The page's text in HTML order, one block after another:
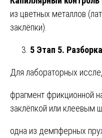
из цветных металлов
заклёпки).
5 Этап 5.
Для лабораторных
фрагмент фрикционной
заклёпкой или клеевым
одна из демпферных